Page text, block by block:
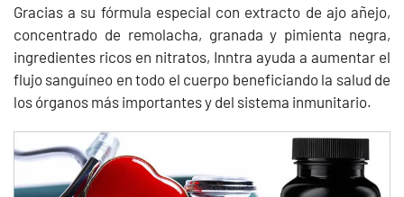
Gracias a su fórmula especial con extracto de ajo añejo,
concentrado de remolacha, granada y pimienta negra,
ingredientes ricos en nitratos, Inntra ayuda a aumentar el
flujo sanguíneo en todo el cuerpo beneficiando la salud de
los órganos más importantes y del sistema inmunitario.